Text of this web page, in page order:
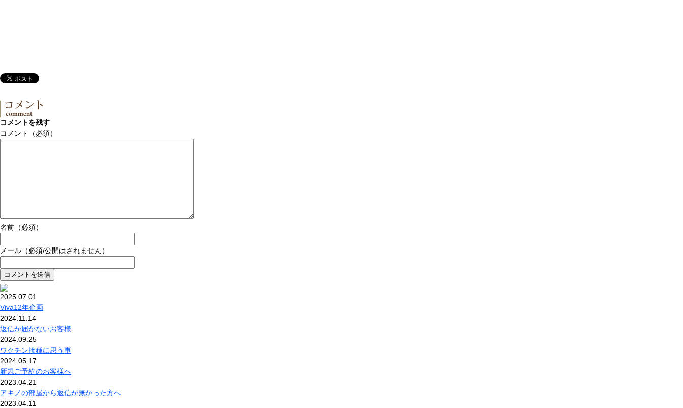
コメントを残す
コメント（必須）
名前（必須）
メール（必須/公開はされません）
2025.07.01
Viva12年企画
2024.11.14
返信が届かないお客様
2024.09.25
ワクチン接種に思う事
2024.05.17
新規ご予約のお客様へ
2023.04.21
アキノの部屋から返信が無かった方へ
2023.04.11